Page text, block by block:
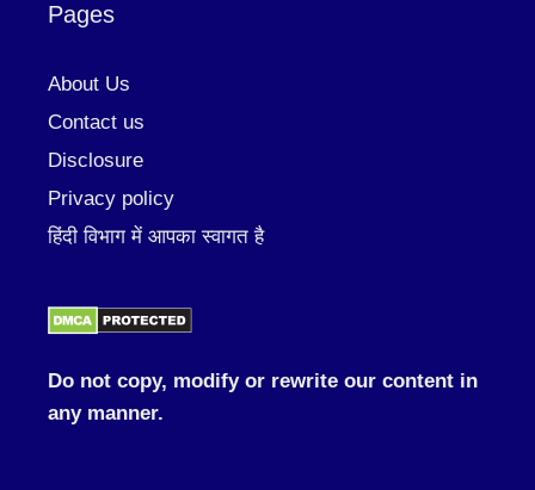
Pages
About Us
Contact us
Disclosure
Privacy policy
हिंदी विभाग में आपका स्वागत है
Do not copy, modify or rewrite our content in
any manner.